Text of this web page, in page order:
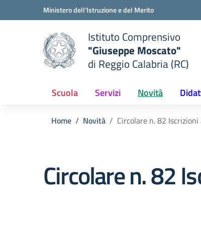
Vai ai contenuti
Vai al menu di navigazioneMinistero dell'Istruzione e del Merito
scuola
Istituto Comprensivo
"Giuseppe Moscato"
di Reggio Calabria (RC)
Scuola Servizi Novità
Home Novità Circolare n. 82
Circolare n. 82